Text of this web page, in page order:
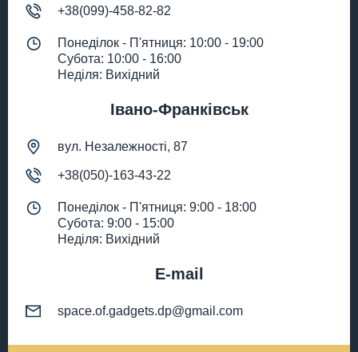
+38(099)-458-82-82
Понеділок - П'ятниця: 10:00 - 19:00
Субота: 10:00 - 16:00
Неділя: Вихідний
Івано-Франківськ
вул. Незалежності, 87
+38(050)-163-43-22
Понеділок - П'ятниця: 9:00 - 18:00
Субота: 9:00 - 15:00
Неділя: Вихідний
E-mail
space.of.gadgets.dp@gmail.com